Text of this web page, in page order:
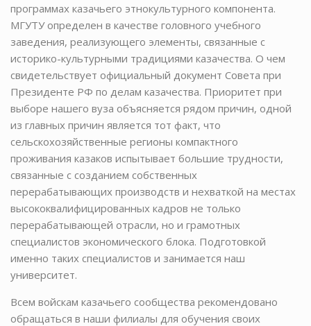
программах казачьего этнокультурного компонента.
МГУТУ определен в качестве головного учебного
заведения, реализующего элементы, связанные с
историко-культурными традициями казачества. О чем
свидетельствует официальный документ Совета при
Президенте РФ по делам казачества. Приоритет при
выборе нашего вуза объясняется рядом причин, одной
из главных причин является тот факт, что
сельскохозяйственные регионы компактного
проживания казаков испытывает большие трудности,
связанные с созданием собственных
перерабатывающих производств и нехваткой на местах
высококвалифицированных кадров не только
перерабатывающей отрасли, но и грамотных
специалистов экономического блока. Подготовкой
именно таких специалистов и занимается наш
университет.
Всем войскам казачьего сообщества рекомендовано
обращаться в наши филиалы для обучения своих